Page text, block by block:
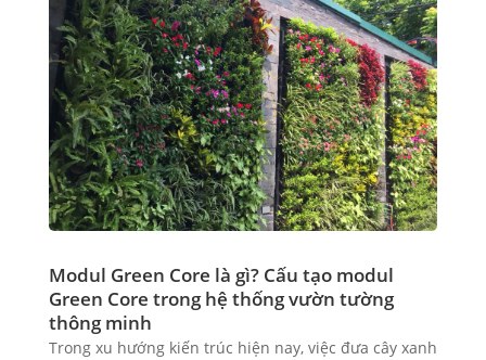
Modul Green Core là gì? Cấu tạo modul
Green Core trong hệ thống vườn tường
thông minh
Trong xu hướng kiến trúc hiện nay, việc đưa cây xanh